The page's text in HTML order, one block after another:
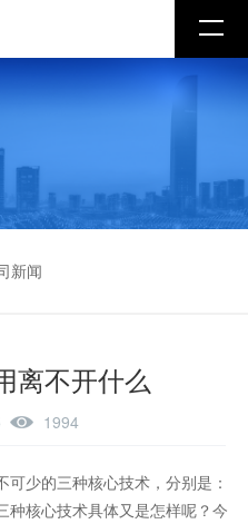
新闻
离不开什么
1994
少的三种核心技术，分别是：
种核心技术具体又是怎样呢？今